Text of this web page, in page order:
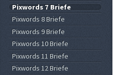
Pixwords 7 Briefe
Pixwords 8 Briefe
Pixwords 9 Briefe
Pixwords 10 Briefe
Pixwords 11 Briefe
Pixwords 12 Briefe